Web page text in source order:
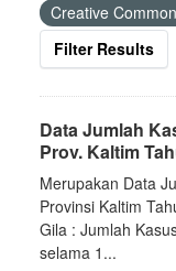
Creative
Filter Results
Data Jumlah
Prov. Kaltim
Merupakan Data
Provinsi Kaltim
Gila : Jumlah
selama 1...